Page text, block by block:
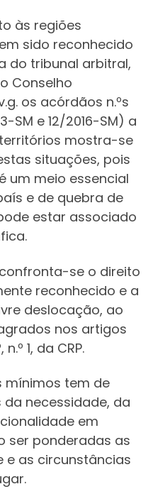
às regiões
sido reconhecido
do tribunal arbitral,
Conselho
os acórdãos n.ºs
SM e 12/2016-SM) a
mostra-se
situações, pois
um meio essencial
e de quebra de
estar associado
se o direito
reconhecido e a
deslocação, ao
nos artigos
n.º 1, da CRP.
mínimos tem de
necessidade, da
em
ser ponderadas as
as circunstâncias